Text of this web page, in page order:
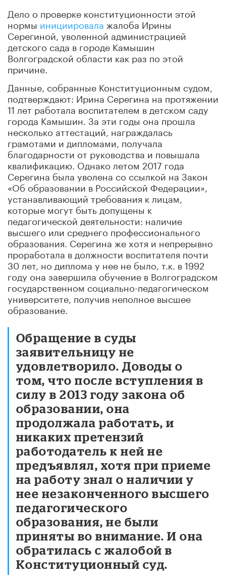
Дело о проверке конституционности этой
нормы инициировала жалоба Ирины
Серегиной, уволенной администрацией
детского сада в городе Камышин
Волгоградской области как раз по этой
причине.
Данные, собранные Конституционным судом,
подтверждают: Ирина Серегина на протяжении
11 лет работала воспитателем в детском саду
города Камышин. За эти годы она прошла
несколько аттестаций, награждалась
грамотами и дипломами, получала
благодарности от руководства и повышала
квалификацию. Однако летом 2017 года
Серегина была уволена со ссылкой на Закон
«Об образовании в Российской Федерации»,
устанавливающий требования к лицам,
которые могут быть допущены к
педагогической деятельности: наличие
высшего или среднего профессионального
образования. Серегина же хотя и непрерывно
проработала в должности воспитателя почти
30 лет, но диплома у нее не было, т.к. в 1992
году она завершила обучение в Волгоградском
государственном социально-педагогическом
университете, получив неполное высшее
образование.
Обращение в суды
заявительницу не
удовлетворило. Доводы о
том, что после вступления в
силу в 2013 году закона об
образовании, она
продолжала работать, и
никаких претензий
работодатель к ней не
предъявлял, хотя при приеме
на работу знал о наличии у
нее незаконченного высшего
педагогического
образования, не были
приняты во внимание. И она
обратилась с жалобой в
Конституционный суд.